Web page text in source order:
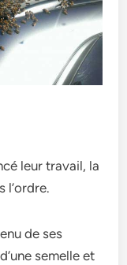
leur travail, la
l’ordre.
de ses
semelle et